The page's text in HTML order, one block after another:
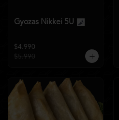
Gyozas Nikkei 5U
$4.990
$5.990